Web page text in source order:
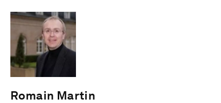
Romain Martin